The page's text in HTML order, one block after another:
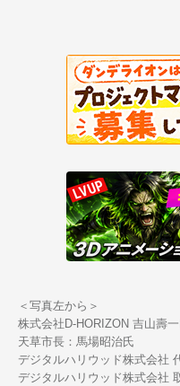
＜写真左から＞
株式会社D-HORIZON 吉山壽
天草市長：馬場昭治氏
デジタルハリウッド株式会社
デジタルハリウッド株式会社